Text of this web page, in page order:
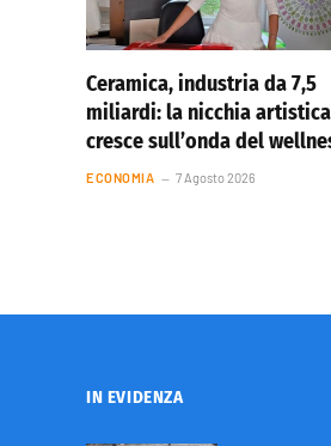
Ceramica, industria da 7,5
miliardi: la nicchia artistica
cresce sull’onda del
ECONOMIA 7 Agosto 2026
IN EVIDENZA